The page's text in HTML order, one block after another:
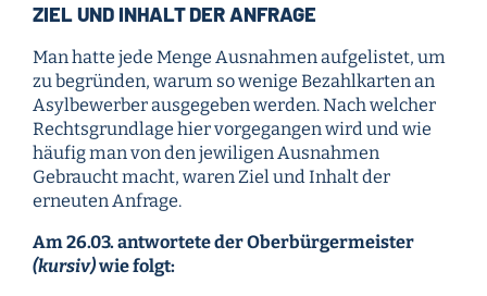
ZIEL UND INHALT DER ANFRAGE
Man hatte jede Menge Ausnahmen aufgelistet, um
zu begründen, warum so wenige Bezahlkarten an
Asylbewerber ausgegeben werden. Nach welcher
Rechtsgrundlage hier vorgegangen wird und wie
häufig man von den jewiligen Ausnahmen
Gebraucht macht, waren Ziel und Inhalt der
erneuten Anfrage.
Am 26.03. antwortete der Oberbürgermeister
(kursiv)wie folgt: